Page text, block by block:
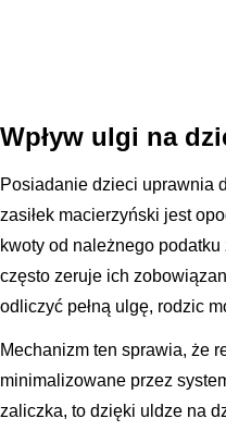
Wpływ ulgi na
Posiadanie dzieci uprawnia
zasiłek macierzyński jest
kwoty od należnego
często zeruje ich
odliczyć pełną ulgę, rodzic
Mechanizm ten sprawia, że
minimalizowane przez
zaliczka, to dzięki uldze na